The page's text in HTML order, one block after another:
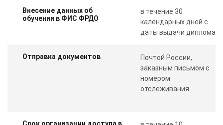
Внесение данных об
обучении в ФИС ФРДО
в течение 30
календарных дней с
даты выдачи диплома
Отправка документов
Почтой России,
заказным письмом с
номером
отслеживания
Срок организации доступа в